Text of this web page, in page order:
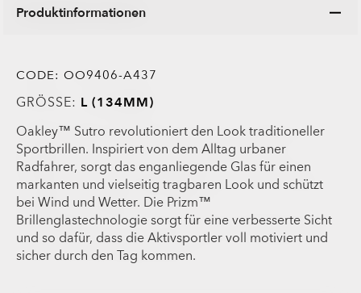
Produktinformationen
CODE: OO9406-A437
GRÖSSE: L (134MM)
Oakley™ Sutro revolutioniert den Look traditioneller
Sportbrillen. Inspiriert von dem Alltag urbaner
Radfahrer, sorgt das enganliegende Glas für einen
markanten und vielseitig tragbaren Look und schützt
bei Wind und Wetter. Die Prizm™
Brillenglastechnologie sorgt für eine verbesserte Sicht
und so dafür, dass die Aktivsportler voll motiviert und
sicher durch den Tag kommen.